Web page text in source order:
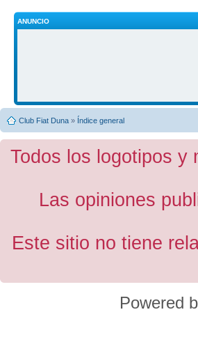
ANUNCIO
Club Fiat Duna » Índice general
Todos los logotipos y
Las opiniones
Este sitio no tiene
Powered